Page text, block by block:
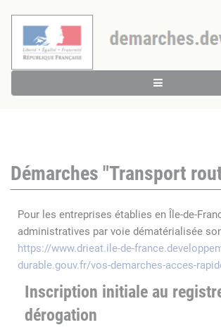
Démarches "Transport
Pour les entreprises établies en Île-de-
administratives par voie dématérialisée
https://www.drieat.ile-de-
durable.gouv.fr/vos-demarches-acces-
Inscription initiale au
dérogation